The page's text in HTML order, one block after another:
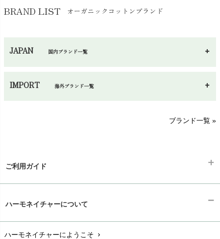
BRAND LIST オーガニックコットンブランド
JAPAN 国内ブランド一覧
生活アートクラブ
nanadecor（ナナデェコール）
ぬくぐるみ工房
IMPORT海外ブランド一覧
kidscase（キッズケース）
LITTLE INDIANS（リトルインディアンズ）
ブランド一覧 »
ご利用ガイド
ハーモネイチャーについて
ハーモネイチャーにようこそ chevron_right